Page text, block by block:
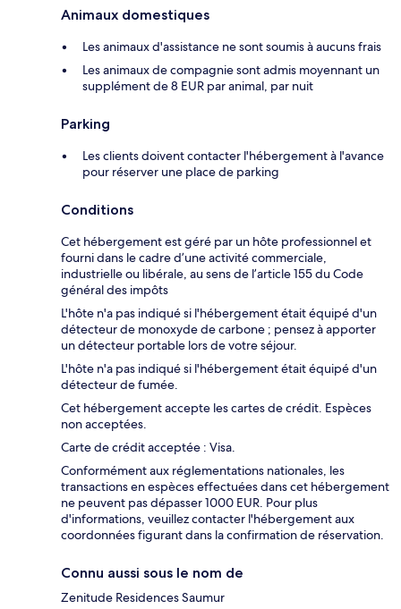
Animaux domestiques
Les animaux d'assistance ne sont soumis à aucuns frais
Les animaux de compagnie sont admis moyennant un
supplément de 8 EUR par animal, par nuit
Parking
Les clients doivent contacter l'hébergement à l'avance
pour réserver une place de parking
Conditions
Cet hébergement est géré par un hôte professionnel et
fourni dans le cadre d’une activité commerciale,
industrielle ou libérale, au sens de l’article 155 du Code
général des impôts
L'hôte n'a pas indiqué si l'hébergement était équipé d'un
détecteur de monoxyde de carbone ; pensez à apporter
un détecteur portable lors de votre séjour.
L'hôte n'a pas indiqué si l'hébergement était équipé d'un
détecteur de fumée.
Cet hébergement accepte les cartes de crédit. Espèces
non acceptées.
Carte de crédit acceptée : Visa.
Conformément aux réglementations nationales, les
transactions en espèces effectuées dans cet hébergement
ne peuvent pas dépasser 1000 EUR. Pour plus
d'informations, veuillez contacter l'hébergement aux
coordonnées figurant dans la confirmation de réservation.
Connu aussi sous le nom de
Zenitude Residences Saumur